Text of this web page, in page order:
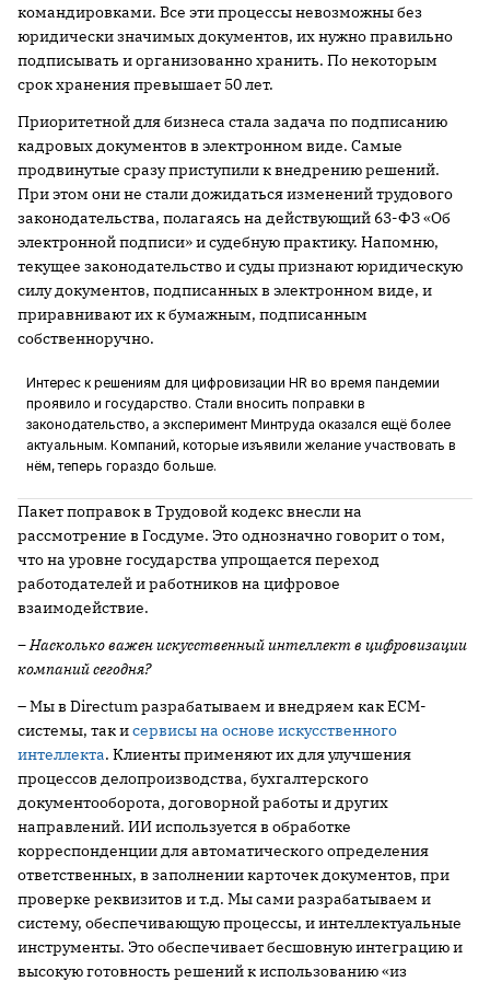
командировками. Все эти процессы невозможны без
юридически значимых документов, их нужно правильно
подписывать и организованно хранить. По некоторым
срок хранения превышает 50 лет.
Приоритетной для бизнеса стала задача по подписанию
кадровых документов в электронном виде. Самые
продвинутые сразу приступили к внедрению решений.
При этом они не стали дожидаться изменений трудового
законодательства, полагаясь на действующий 63-ФЗ «Об
электронной подписи» и судебную практику. Напомню,
текущее законодательство и суды признают юридическую
силу документов, подписанных в электронном виде, и
приравнивают их к бумажным, подписанным
собственноручно.
Интерес к решениям для цифровизации HR во время пандемии
проявило и государство. Стали вносить поправки в
законодательство, а эксперимент Минтруда оказался ещё более
актуальным. Компаний, которые изъявили желание участвовать в
нём, теперь гораздо больше.
Пакет поправок в Трудовой кодекс внесли на
рассмотрение в Госдуме. Это однозначно говорит о том,
что на уровне государства упрощается переход
работодателей и работников на цифровое
взаимодействие.
– Насколько важен искусственный интеллект в цифровизации
компаний сегодня?
– Мы в Directum разрабатываем и внедряем как ECM-
системы, так исервисы на основе искусственного
интеллекта. Клиенты применяют их для улучшения
процессов делопроизводства, бухгалтерского
документооборота, договорной работы и других
направлений. ИИ используется в обработке
корреспонденции для автоматического определения
ответственных, в заполнении карточек документов, при
проверке реквизитов и т.д. Мы сами разрабатываем и
систему, обеспечивающую процессы, и интеллектуальные
инструменты. Это обеспечивает бесшовную интеграцию и
высокую готовность решений к использованию «из